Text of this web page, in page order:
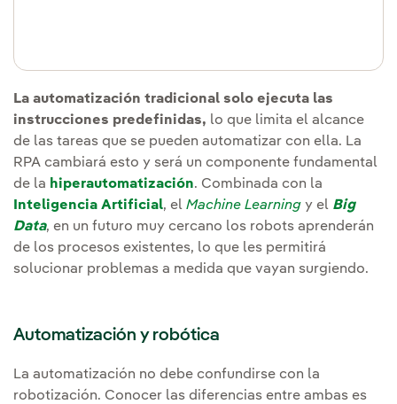
La automatización tradicional solo ejecuta las
instrucciones predefinidas, lo que limita el alcance
de las tareas que se pueden automatizar con ella. La
RPA cambiará esto y será un componente fundamental
de la hiperautomatización. Combinada con la
Inteligencia Artificial, el Machine Learning y el Big
Data, en un futuro muy cercano los robots aprenderán
de los procesos existentes, lo que les permitirá
solucionar problemas a medida que vayan surgiendo.
Automatización y robótica
La automatización no debe confundirse con la
robotización. Conocer las diferencias entre ambas es